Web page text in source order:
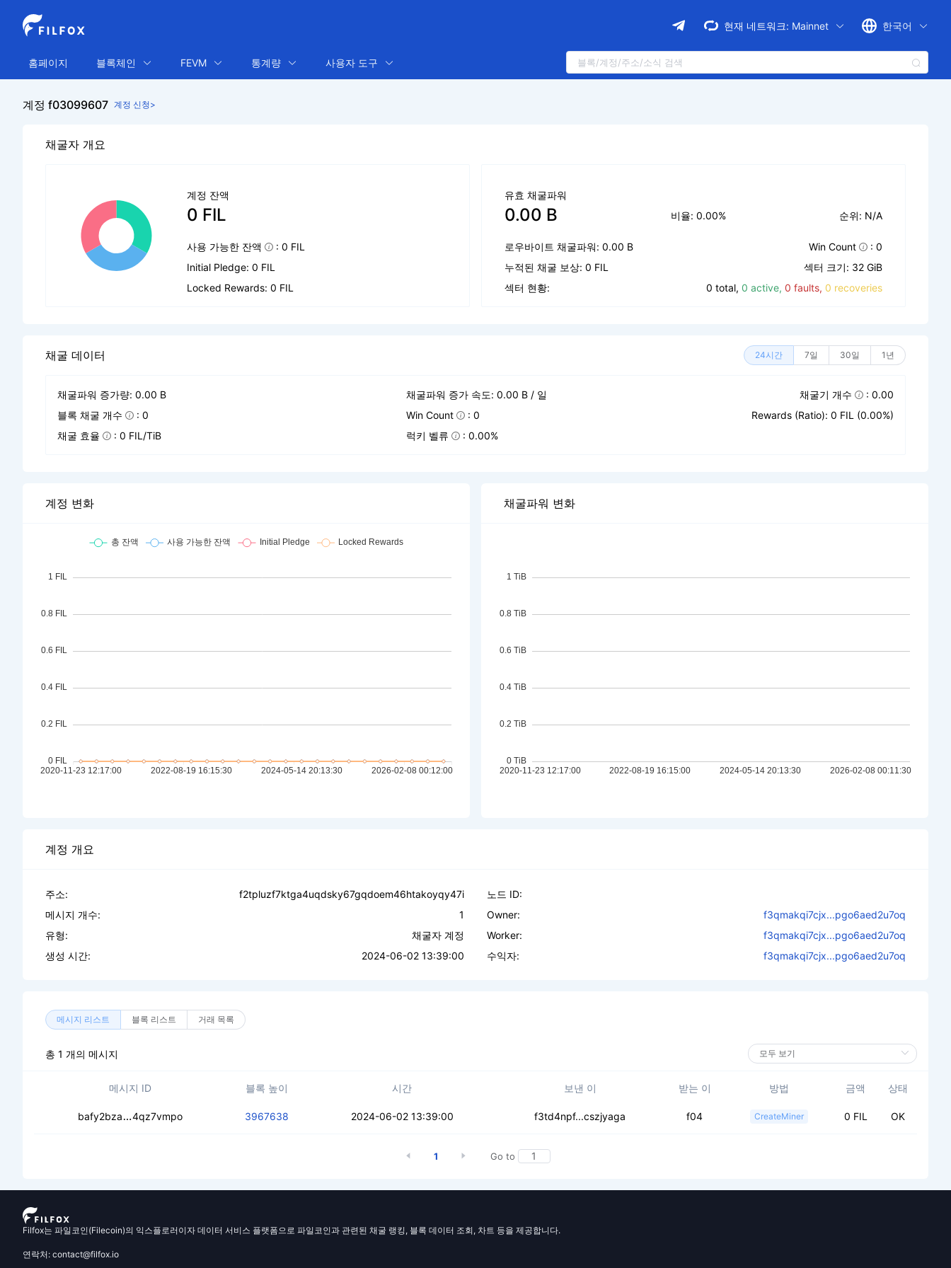
현재 네트워크: Mainnet 한국어
홈페이지 블록체인 FEVM 통계량 사용자 도구
계정 f03099607 계정 신청>
채굴자 개요
계정 잔액
0 FIL
사용 가능한 잔액
: 0 FIL
Initial Pledge: 0 FIL
Locked Rewards: 0 FIL
유효 채굴파워
0.00 B 비율: 0.00% 순위: N/A
로우바이트 채굴파워: 0.00 B Win Count
: 0
누적된 채굴 보상: 0 FIL
섹터 크기: 32 GiB
섹터 현황:
0 total, 0 active, 0 faults, 0 recoveries
채굴 데이터 24시간 7일 30일 1년
채굴파워 증가량: 0.00 B 채굴파워 증가 속도: 0.00 B / 일 채굴기 개수
: 0.00
블록 채굴 개수
: 0 Win Count : 0
Rewards (Ratio): 0 FIL (0.00%)
채굴 효율
: 0 FIL/TiB 럭키 벨류 : 0.00%
계정 변화 채굴파워 변화
계정 개요
주소:
f2tpluzf7ktga4uqdsky67gqdoem46htakoyqy47i
메시지 개수:
1
유형:
채굴자 계정
생성 시간:
2024-06-02 13:39:00
노드 ID:
Owner:
f3qmakqi7cjx...pgo6aed2u7oq
Worker:
f3qmakqi7cjx...pgo6aed2u7oq
수익자:
f3qmakqi7cjx...pgo6aed2u7oq
메시지 리스트 블록 리스트 거래 목록
총 1 개의 메시지
메시지 ID 블록 높이 시간 보낸 이 받는 이 방법 금액 상태
bafy2bza cebzbwbjb42cvwtrfnle7dqy7ibo4v2leylkenzxxuhke2
4qz7vmpo 3967638 2024-06-02 13:39:00 f3td4npf...cszjyaga f04 CreateMiner 0 FIL OK
1 Go to
Filfox는 파일코인(Filecoin)의 익스플로러이자 데이터 서비스 플랫폼으로 파일코인과 관련된 채굴 랭킹, 블록 데이터 조회, 차트 등을 제공합니다.
연락처: contact@filfox.io